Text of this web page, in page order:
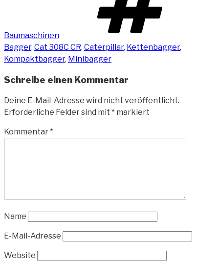
Baumaschinen
Bagger, Cat 308C CR, Caterpillar, Kettenbagger,
Kompaktbagger, Minibagger
Schreibe einen Kommentar
Deine E-Mail-Adresse wird nicht veröffentlicht.
Erforderliche Felder sind mit * markiert
Kommentar*
Name
E-Mail-Adresse
Website